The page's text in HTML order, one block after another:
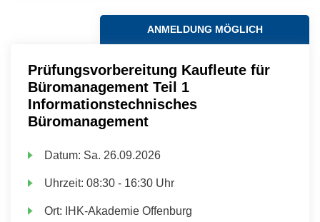
ANMELDUNG MÖGLICH
Prüfungsvorbereitung Kaufleute für
Büromanagement Teil 1
Informationstechnisches
Büromanagement
Datum: Sa. 26.09.2026
Uhrzeit:08:30 - 16:30 Uhr
Ort: IHK-Akademie Offenburg